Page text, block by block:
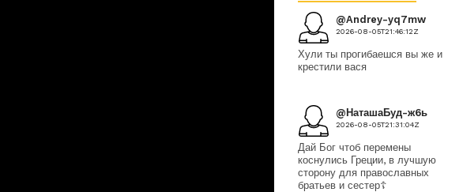
@Andrey-yq7mw
2026-08-05T21:46:12Z
Хули ты прогибаешся вы же и
крестили вася
@НаташаБуд-ж6ь
2026-08-05T21:31:04Z
Дай Бог чтоб перемены
коснулись Греции, в лучшую
сторону для православных
братьев и сестер☦️